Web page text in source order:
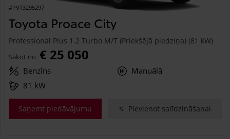
#PVT3295297
Toyota Proace City
Professional Plus 1.2 Turbo M/T (Priekšējā piedziņa) (81 kW)
Sākot no € 25 050
Benzīns
Manuālā
81 kW
Saņemt piedāvājumu Pievienot salīdzināšanai